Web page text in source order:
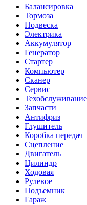
Балансировка
Тормоза
Подвеска
Электрика
Аккумулятор
Генератор
Стартер
Компьютер
Сканер
Сервис
Техобслуживание
Запчасти
Антифриз
Глушитель
Коробка передач
Сцепление
Двигатель
Цилиндр
Ходовая
Рулевое
Подъемник
Гараж